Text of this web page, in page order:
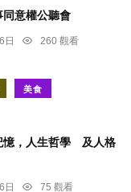
意權公聽會
日
260 觀看
美食
憶，人生哲學 及人格
日
75 觀看